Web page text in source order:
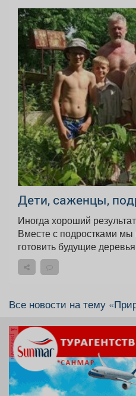
Дети, саженцы,
Иногда хороший
Вместе с подростками мы
готовить будущие
Все новости на тему
реклама